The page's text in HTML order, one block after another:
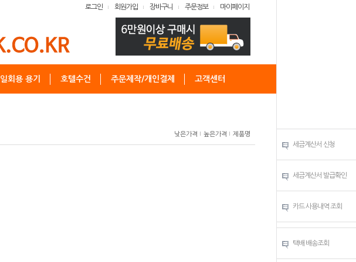
로그인 회원가입 장바구니 주문정보 마이페이지
일회용 용기 호텔수건 주문제작/개인결제 고객센터
낮은가격 높은가격 제품명
세금계산서 신청
세금계산서 발급확인
카드 사용내역 조회
택배 배송조회